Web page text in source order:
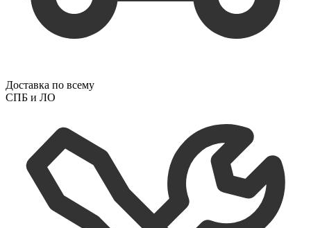
Доставка по всему
СПБ и ЛО